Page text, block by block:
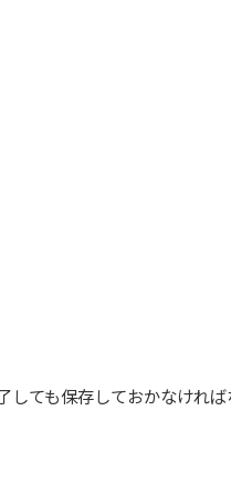
しても保存しておかなければ